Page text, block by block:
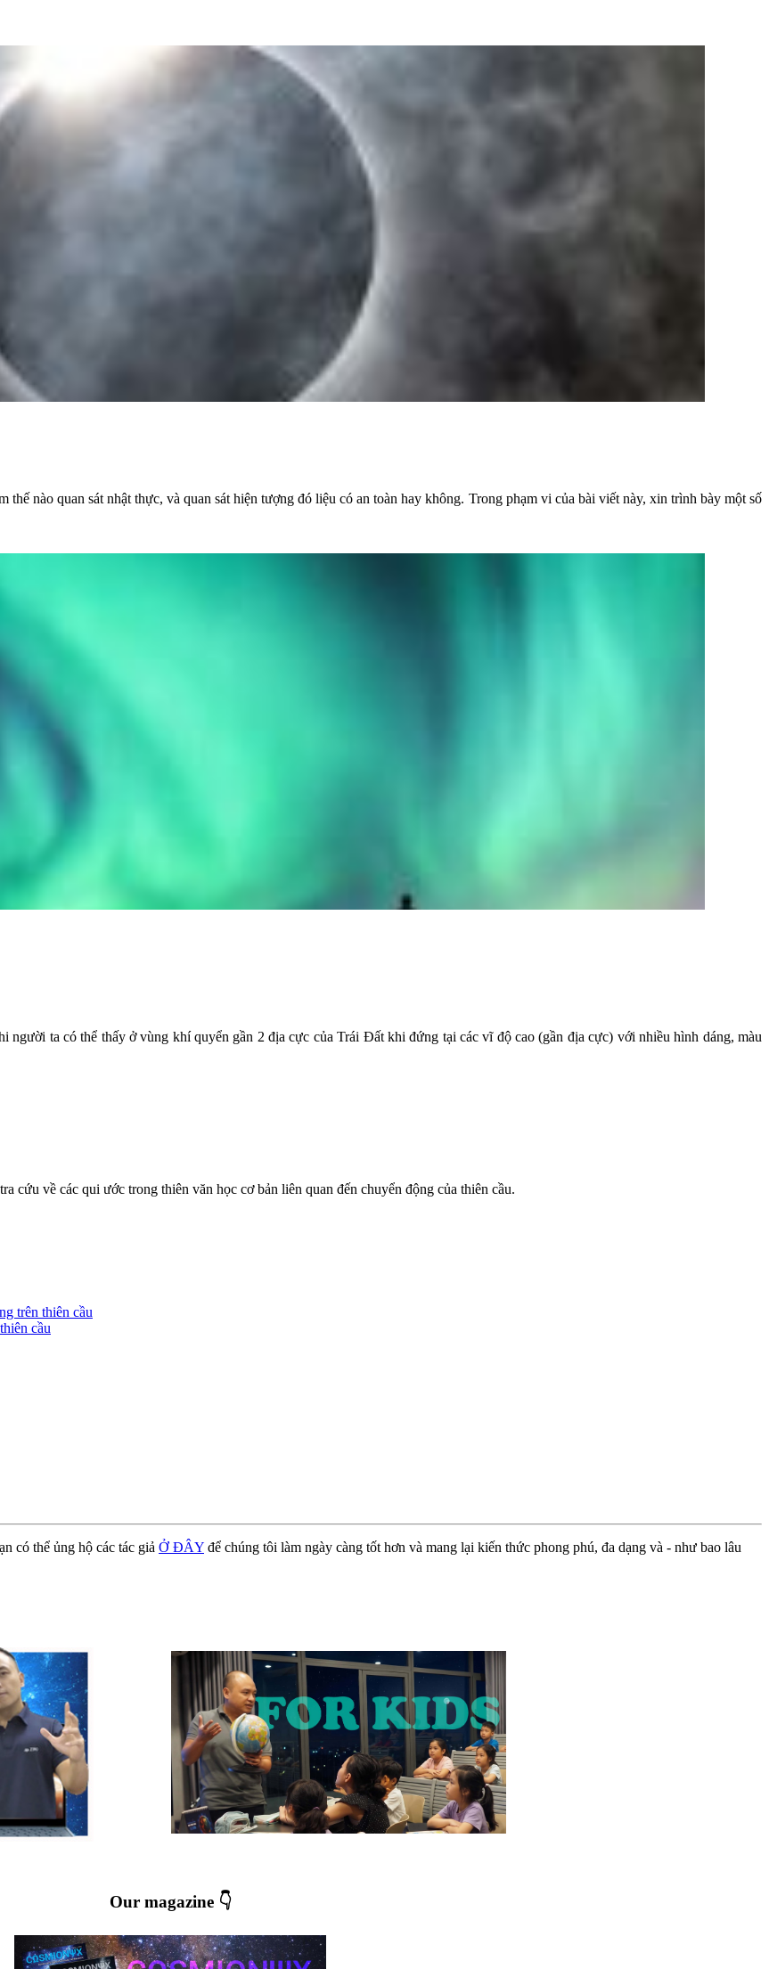
nào quan sát nhật thực, và quan sát hiện tượng đó liệu có an toàn hay không. Trong phạm vi của bài viết này, xin trình bày một số
người ta có thể thấy ở vùng khí quyển gần 2 địa cực của Trái Đất khi đứng tại các vĩ độ cao (gần địa cực) với nhiều hình dáng, màu
cứu về các qui ước trong thiên văn học cơ bản liên quan đến chuyển động của thiên cầu.
trên thiên cầu
cầu
có thể ủng hộ các tác giả Ở ĐÂY để chúng tôi làm ngày càng tốt hơn và mang lại kiến thức phong phú, đa dạng và - như bao lâu
Our magazine 👇